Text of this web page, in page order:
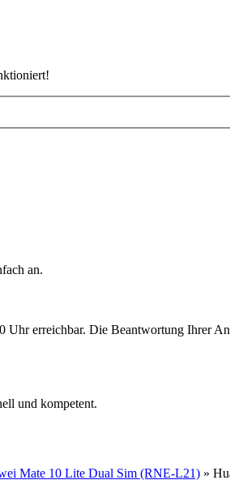
an.
Uhr erreichbar. Die Beantwortung Ihrer
und kompetent.
Mate 10 Lite Dual Sim (RNE-L21) »